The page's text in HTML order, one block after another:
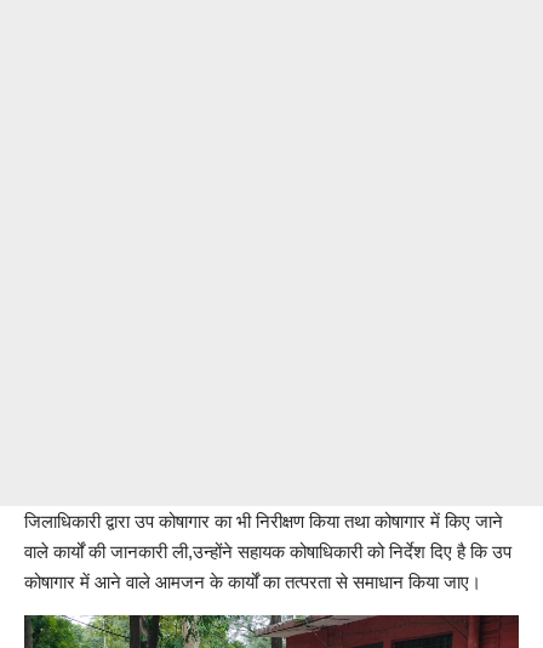
जिलाधिकारी द्वारा उप कोषागार का भी निरीक्षण किया तथा कोषागार में किए जाने
वाले कार्यों की जानकारी ली,उन्होंने सहायक कोषाधिकारी को निर्देश दिए है कि उप
कोषागार में आने वाले आमजन के कार्यों का तत्परता से समाधान किया जाए।